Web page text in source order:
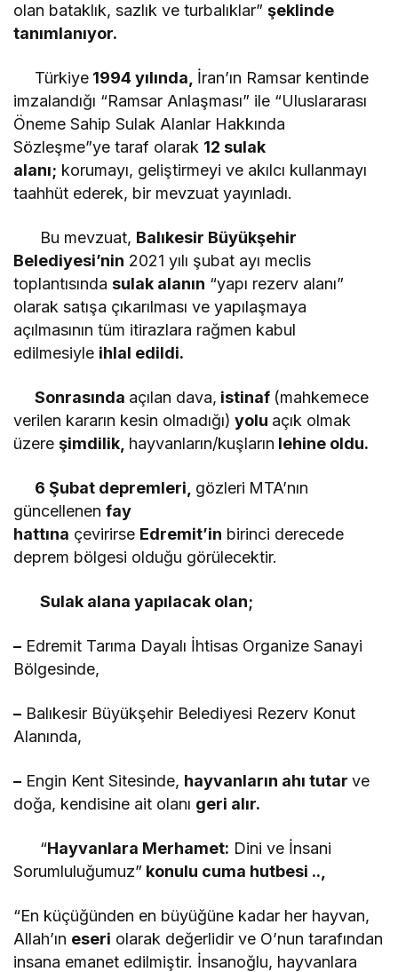
olan bataklık, sazlık ve turbalıklar”şeklinde
tanımlanıyor.
Türkiye 1994 yılında, İran’ın Ramsar kentinde
imzalandığı “Ramsar Anlaşması” ile “Uluslararası
Öneme Sahip Sulak Alanlar Hakkında
Sözleşme”ye taraf olarak 12 sulak
alanı; korumayı, geliştirmeyi ve akılcı kullanmayı
taahhüt ederek, bir mevzuat yayınladı.
Bu mevzuat, Balıkesir Büyükşehir
Belediyesi’nin 2021 yılı şubat ayı meclis
toplantısındasulak alanın “yapı rezerv alanı”
olarak satışa çıkarılması ve yapılaşmaya
açılmasının tüm itirazlara rağmen kabul
edilmesiyle ihlal edildi.
Sonrasında açılan dava, istinaf (mahkemece
verilen kararın kesin olmadığı) yolu açık olmak
üzereşimdilik, hayvanların/kuşların lehine oldu.
6 Şubat depremleri, gözleri MTA’nın
güncellenenfay
hattına çevirirse Edremit’in birinci derecede
deprem bölgesi olduğu görülecektir.
Sulak alana yapılacak olan;
– Edremit Tarıma Dayalı İhtisas Organize Sanayi
Bölgesinde,
– Balıkesir Büyükşehir Belediyesi Rezerv Konut
Alanında,
– Engin Kent Sitesinde, hayvanların ahı tutarve
doğa, kendisine ait olanı geri alır.
“Hayvanlara Merhamet: Dini ve İnsani
Sorumluluğumuz” konulu cuma hutbesi ..,
“En küçüğünden en büyüğüne kadar her hayvan,
Allah’ın eseri olarak değerlidir ve O’nun tarafından
insana emanet edilmiştir. İnsanoğlu, hayvanlara